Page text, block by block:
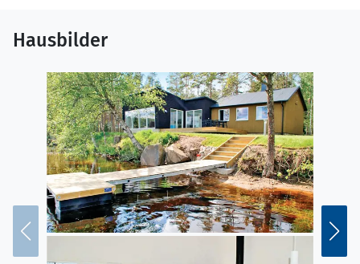
Bei schönem Wetter lockt die idyllische Terrasse mit
gemütlichen Stunden im Freien. Machen Sie sich es in
den Gartenmöbeln unter dem Parasol bequem. Nur
ein paar Schritte trennt Sie vom See, wo Ihr eigener
Steg zu einem erfrischenden Sprung ins Wasser
einlädt. Wenn Sie die Angelrute mitbringen, können Sie
auch Ihr Glück beim Angeln probieren.
Besuchen Sie unbedingt Gränna und lassen Sie sich
dort Spanferkel schmecken. Entdecken Sie die Gegend
auf Ausflüge, machen Sie erholsame Spaziergänge
durch die Wälder, die in jeder Jahreszeit ihre eigene
Hausbilder